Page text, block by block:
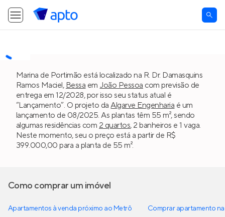
Marina de Portimão está localizado na R. Dr. Damasquins
Ramos Maciel, Bessa em João Pessoa com previsão de
entrega em 12/2028, por isso seu status atual é
“Lançamento”. O projeto daAlgarve Engenharia é um
lançamento de 08/2025. As plantas têm 55 m², sendo
algumas residências com 2 quartos, 2 banheiros e 1 vaga.
Neste momento, seu o preço está a partir de R$
399.000,00 para a planta de 55 m².
Como comprar um imóvel
Apartamentos à venda próximo ao Metrô
Comprar apartamento